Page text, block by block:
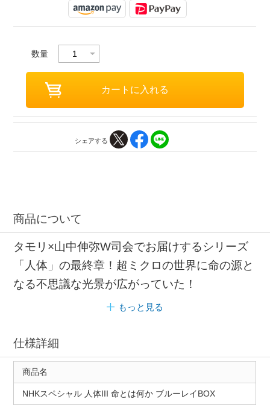
数量
シェアする
商品について
タモリ×山中伸弥W司会でお届けするシリーズ
「人体」の最終章！超ミクロの世界に命の源と
なる不思議な光景が広がっていた！
もっと見る
仕様詳細
商品名
NHKスペシャル 人体III 命とは何か ブルーレイBOX